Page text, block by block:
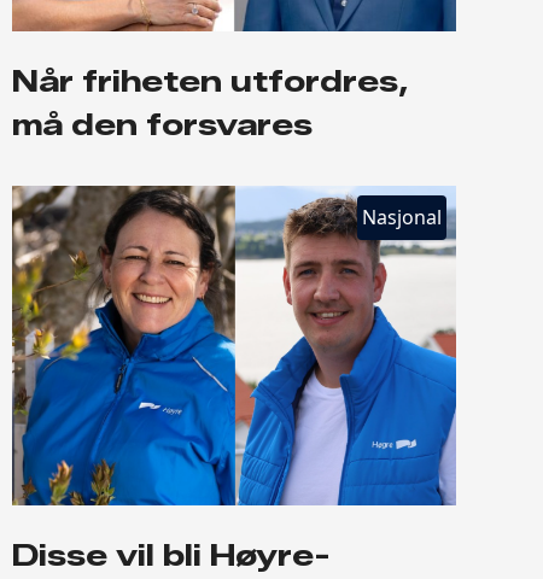
Når friheten utfordres,
må den forsvares
Nasjonal
Disse vil bli Høyre-